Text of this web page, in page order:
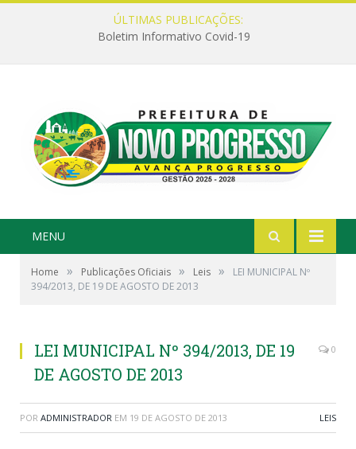
ÚLTIMAS PUBLICAÇÕES:
Boletim Informativo Covid-19
MENU
Home » Publicações Oficiais » Leis »
LEI MUNICIPAL Nº
394/2013, DE 19 DE AGOSTO DE 2013
LEI MUNICIPAL Nº 394/2013, DE 19
DE AGOSTO DE 2013
0
POR ADMINISTRADOR EM 19 DE AGOSTO DE 2013 LEIS